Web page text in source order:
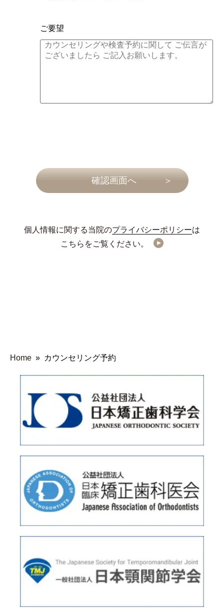
ご要望
個人情報に関する当院のプライバシーポリシーは
こちらをご覧ください。
Home » カウンセリング予約